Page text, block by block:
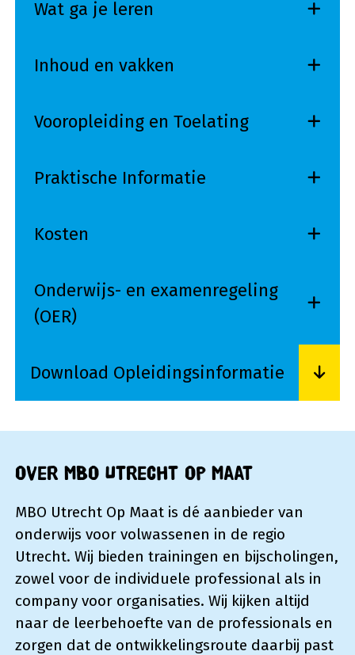
Wat ga je leren
Inhoud en vakken
Vooropleiding en Toelating
Praktische Informatie
Kosten
Onderwijs- en examenregeling
(OER)
Download Opleidingsinformatie
Over MBO Utrecht Op Maat
MBO Utrecht Op Maat is dé aanbieder van
onderwijs voor volwassenen in de regio
Utrecht. Wij bieden trainingen en bijscholingen,
zowel voor de individuele professional als in
company voor organisaties. Wij kijken altijd
naar de leerbehoefte van de professionals en
zorgen dat de ontwikkelingsroute daarbij past